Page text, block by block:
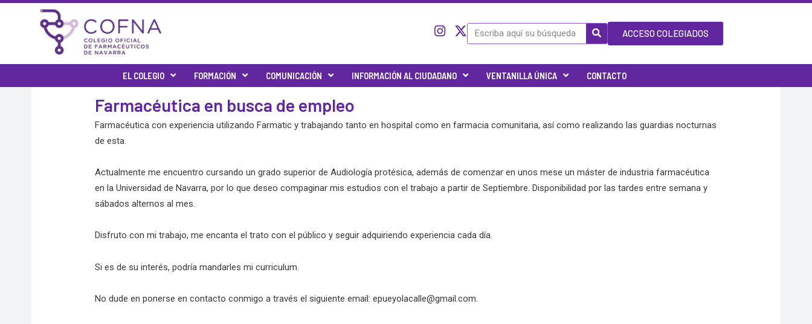
n
-
i
t
r
-
x
I
t
a
a
m
X
w
e
r
Search ACCESO COLEGIADOS
EL COLEGIO FORMACIÓN COMUNICACIÓN INFORMACIÓN AL CIUDADANO VENTANILLA ÚNICA CONTACTO
Farmacéutica en busca de empleo
Farmacéutica con experiencia utilizando Farmatic y trabajando tanto en hospital como en farmacia comunitaria, así como realizando las guardias nocturnas
de esta.
Actualmente me encuentro cursando un grado superior de Audiología protésica, además de comenzar en unos mese un máster de industria farmacéutica
en la Universidad de Navarra, por lo que deseo compaginar mis estudios con el trabajo a partir de Septiembre. Disponibilidad por las tardes entre semana y
sábados alternos al mes.
Disfruto con mi trabajo, me encanta el trato con el público y seguir adquiriendo experiencia cada día.
Si es de su interés, podría mandarles mi curriculum.
No dude en ponerse en contacto conmigo a través el siguiente email: epueyolacalle@gmail.com.